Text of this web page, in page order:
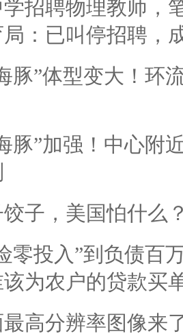
招聘物理教师，
：已叫停招聘，
豚”体型变大！环
豚”加强！中心附
子，美国怕什么
零投入”到负债百
为农户的贷款买
高分辨率图像来